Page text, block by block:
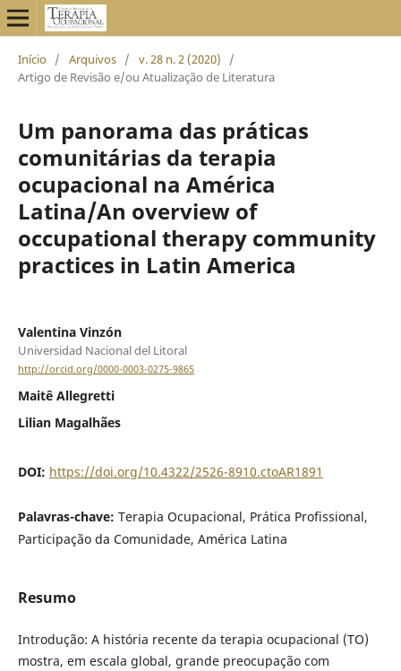
Início / Arquivos / v. 28 n. 2 (2020)
/
Artigo de Revisão e/ou Atualização de Literatura
Um panorama das práticas
comunitárias da terapia
ocupacional na América
Latina/An overview of
occupational therapy community
practices in Latin America
Valentina Vinzón
Universidad Nacional del Litoral
http://orcid.org/0000-0003-0275-9865
Maitê Allegretti
Lilian Magalhães
DOI: https://doi.org/10.4322/2526-8910.ctoAR1891
Palavras-chave: Terapia Ocupacional, Prática Profissional,
Participação da Comunidade, América Latina
Resumo
Introdução: A história recente da terapia ocupacional (TO)
mostra, em escala global, grande preocupação com